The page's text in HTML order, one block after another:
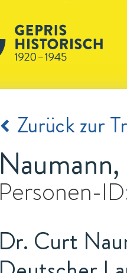
Zurück zur
Personen-
Dr. Curt